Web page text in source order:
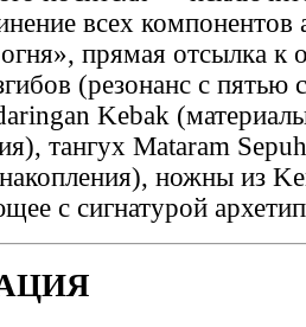
всех компонентов
прямая отсылка к
(резонанс с пятью
Kebak
тангух Mataram
ножны из
с сигнатурой